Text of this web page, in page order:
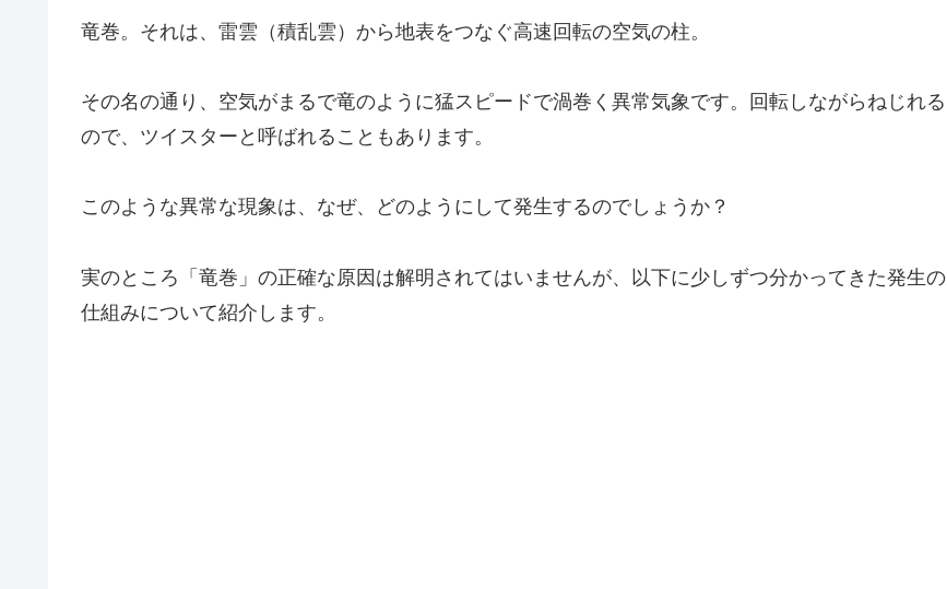
竜巻。それは、雷雲（積乱雲）から地表をつなぐ高速回転の空気の柱。
その名の通り、空気がまるで竜のように猛スピードで渦巻く異常気象です。回転しながらねじれる
ので、ツイスターと呼ばれることもあります。
このような異常な現象は、なぜ、どのようにして発生するのでしょうか？
実のところ「竜巻」の正確な原因は解明されてはいませんが、以下に少しずつ分かってきた発生の
仕組みについて紹介します。